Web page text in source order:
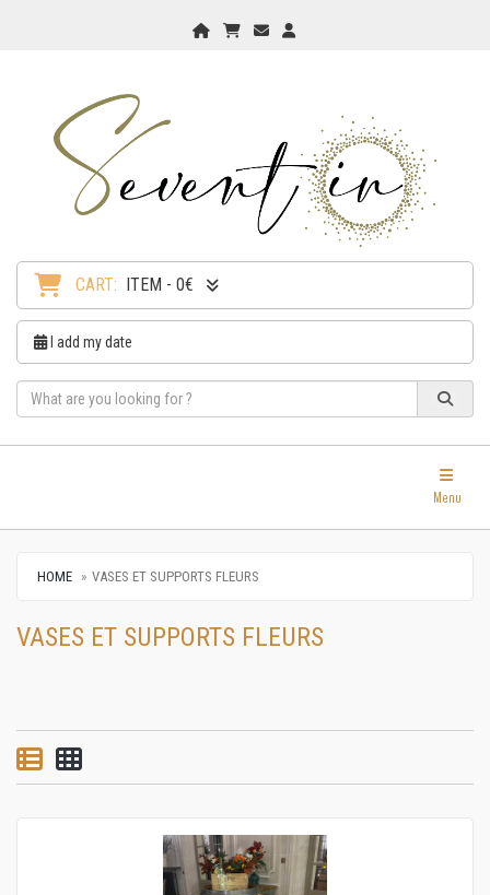
Home My CartCheckout
CART: ITEM - 0€
I add my date
Toggle
Menu
HOME VASES ET SUPPORTS FLEURS
VASES ET SUPPORTS FLEURS
List viewGrid view